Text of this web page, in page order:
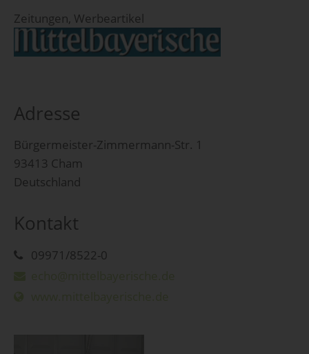
Zeitungen, Werbeartikel
Adresse
Bürgermeister-Zimmermann-Str. 1
93413 Cham
Deutschland
Kontakt
09971/8522-0